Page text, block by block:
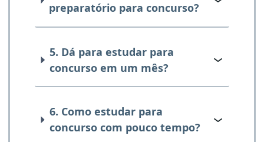
preparatório para concurso?
5. Dá para estudar para
concurso em um mês?
6. Como estudar para
concurso com pouco tempo?